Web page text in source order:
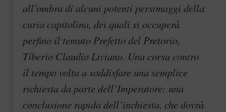
all’ombra di alcuni potenti personaggi della
curia capitolina, dei quali si occuperà
perfino il temuto Prefetto del Pretorio,
Tiberio Claudio Liviano. Una corsa contro
il tempo volta a soddisfare una semplice
richiesta da parte dell’Imperatore: una
conclusione rapida dell’inchiesta, che dovrà